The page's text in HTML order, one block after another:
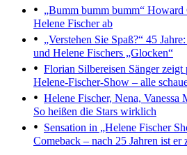
„Bumm bumm bumm“ Howard
Helene Fischer ab
„Verstehen Sie Spaß?“ 45
und Helene Fischers „Glocken“
Florian Silbereisen Sänger
Helene-Fischer-Show – alle
Helene Fischer, Nena, Vanessa
So heißen die Stars wirklich
Sensation in „Helene Fischer
Comeback – nach 25 Jahren ist er